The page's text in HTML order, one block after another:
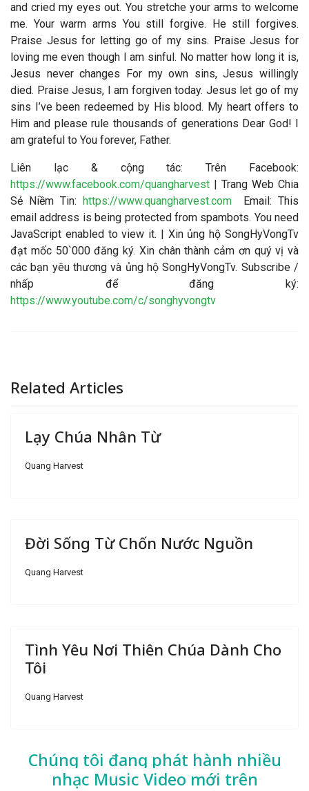
and cried my eyes out. You stretche your arms to welcome
me. Your warm arms You still forgive. He still forgives.
Praise Jesus for letting go of my sins. Praise Jesus for
loving me even though I am sinful. No matter how long it is,
Jesus never changes For my own sins, Jesus willingly
died. Praise Jesus, I am forgiven today. Jesus let go of my
sins I’ve been redeemed by His blood. My heart offers to
Him and please rule thousands of generations Dear God! I
am grateful to You forever, Father.
Liên lạc & cộng tác: Trên Facebook:
https://www.facebook.com/quangharvest | Trang Web Chia
Sẻ Niềm Tin: https://www.quangharvest.comEmail: This
email address is being protected from spambots. You need
JavaScript enabled to view it. | Xin ủng hộ SongHyVongTv
đạt mốc 50`000 đăng ký. Xin chân thành cảm ơn quý vị và
các bạn yêu thương và ủng hộ SongHyVongTv. Subscribe /
nhấp để đăng ký:
https://www.youtube.com/c/songhyvongtv
Related Articles
Lạy Chúa Nhân Từ
Quang Harvest
Đời Sống Từ Chốn Nước Nguồn
Quang Harvest
Tình Yêu Nơi Thiên Chúa Dành Cho
Tôi
Quang Harvest
Chúng tôi đang phát hành nhiều
nhạc Music Video mới trên